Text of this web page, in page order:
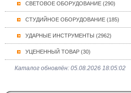
СВЕТОВОЕ ОБОРУДОВАНИЕ (290)
СТУДИЙНОЕ ОБОРУДОВАНИЕ (185)
УДАРНЫЕ ИНСТРУМЕНТЫ (2962)
УЦЕНЕННЫЙ ТОВАР (30)
Каталог обновлён: 05.08.2026 18:05:02